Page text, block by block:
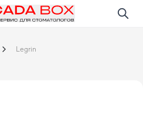
Legrin